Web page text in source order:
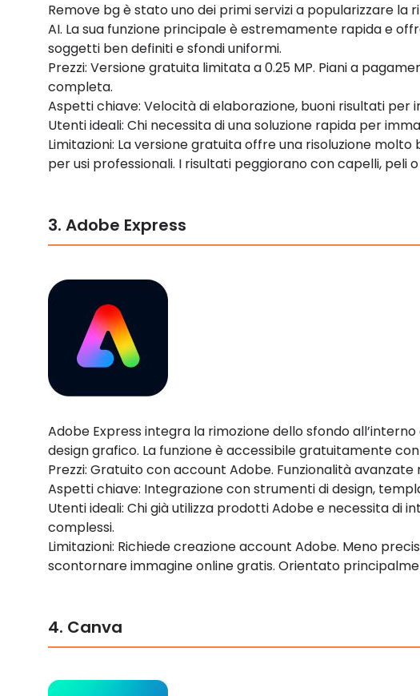
Remove bg è stato uno dei primi servizi a popularizzare
AI. La sua funzione principale è estremamente rapida e
soggetti ben definiti e sfondi uniformi.
Prezzi: Versione gratuita limitata a 0.25 MP. Piani a
completa.
Aspetti chiave: Velocità di elaborazione, buoni risultati per
Utenti ideali: Chi necessita di una soluzione rapida per
Limitazioni: La versione gratuita offre una risoluzione
per usi professionali. I risultati peggiorano con capelli, peli
3. Adobe Express
Adobe Express integra la rimozione dello sfondo
design grafico. La funzione è accessibile gratuitamente
Prezzi: Gratuito con account Adobe. Funzionalità
Aspetti chiave: Integrazione con strumenti di design,
Utenti ideali: Chi già utilizza prodotti Adobe e necessita di
complessi.
Limitazioni: Richiede creazione account Adobe. Meno
scontornare immagine online gratis. Orientato
4. Canva